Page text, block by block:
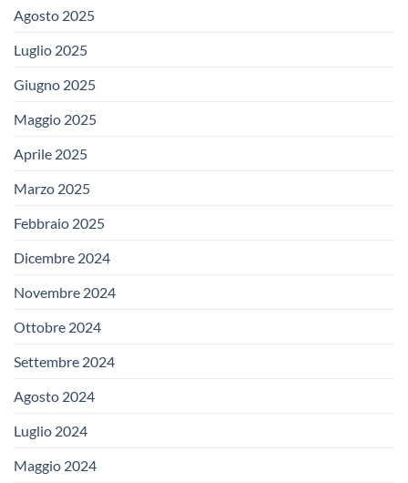
Agosto 2025
Luglio 2025
Giugno 2025
Maggio 2025
Aprile 2025
Marzo 2025
Febbraio 2025
Dicembre 2024
Novembre 2024
Ottobre 2024
Settembre 2024
Agosto 2024
Luglio 2024
Maggio 2024